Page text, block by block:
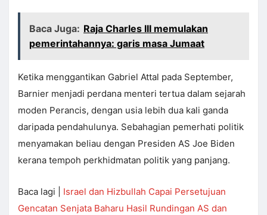
Baca Juga: Raja Charles III memulakan
pemerintahannya: garis masa Jumaat
Ketika menggantikan Gabriel Attal pada September,
Barnier menjadi perdana menteri tertua dalam sejarah
moden Perancis, dengan usia lebih dua kali ganda
daripada pendahulunya. Sebahagian pemerhati politik
menyamakan beliau dengan Presiden AS Joe Biden
kerana tempoh perkhidmatan politik yang panjang.
Baca lagi | Israel dan Hizbullah Capai Persetujuan
Gencatan Senjata Baharu Hasil Rundingan AS dan